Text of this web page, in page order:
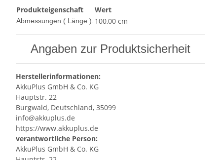
Produkteigenschaft
Wert
Abmessungen ( Länge ): 100,00 cm
Angaben zur Produktsicherheit
Herstellerinformationen:
AkkuPlus GmbH & Co. KG
Hauptstr. 22
Burgwald, Deutschland, 35099
info@akkuplus.de
https://www.akkuplus.de
verantwortliche Person:
AkkuPlus GmbH & Co. KG